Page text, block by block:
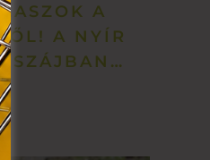
A
A NYÍR